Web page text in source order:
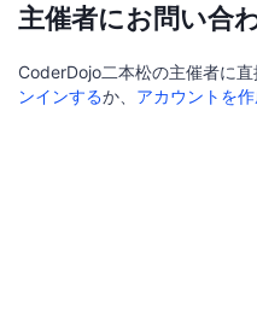
主催者にお問い合
CoderDojo二本松の主催者に
ンインするか、 アカウントを